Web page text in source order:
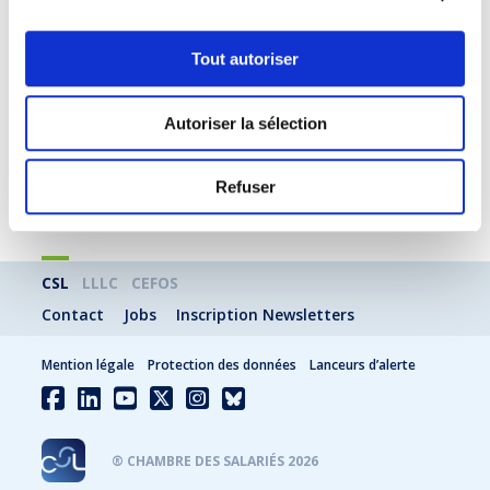
Tout autoriser
Autoriser la sélection
Refuser
Commissaire aux examens et Premier Conseiller
nationale, de l’Enfance et de la Jeunesse
Remise des diplômes
CSL LLLC
CEFOS
Contact
Jobs Inscription Newsletters
® CHAMBRE DES SALARIÉS 2026
Mention légale Protection des données Lanceurs d’alerte